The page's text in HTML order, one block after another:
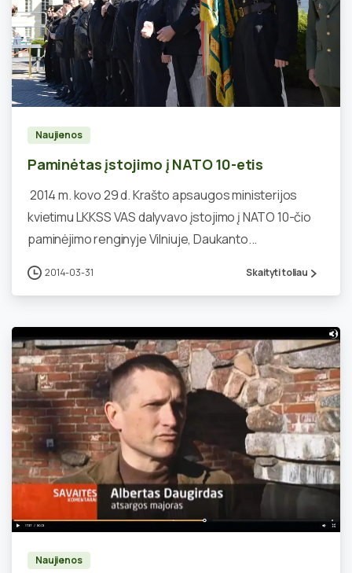
Naujienos
Paminėtas įstojimo į NATO 10-etis
2014 m. kovo 29 d. Krašto apsaugos ministerijos
kvietimu LKKSS VAS dalyvavo įstojimo į NATO 10-čio
paminėjimo renginyje Vilniuje, Daukanto...
2014-03-31 Skaityti toliau
Naujienos